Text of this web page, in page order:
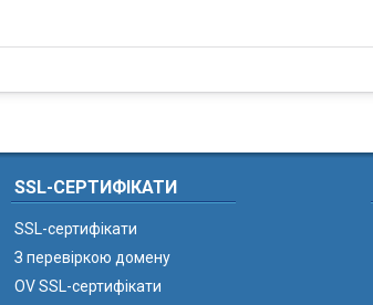
SSL-СЕРТИФІКАТИ
SSL-сертифікати
З перевіркою домену
OV SSL-сертифікати